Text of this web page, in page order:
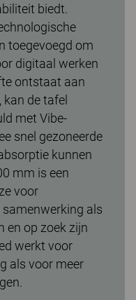
biedt.
toegevoegd om
digitaal werken
ontstaat aan
de tafel
met Vibe-
snel gezoneerde
kunnen
mm is een
voor
als
en op zoek zijn
werkt voor
als voor meer